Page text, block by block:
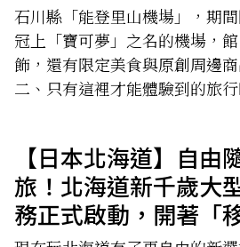
石川縣「能登里山機場」，期
冠上「寶可夢」之名的機場，
飾，還有限定美食與原創周邊
二、只有這裡才能體驗到的旅行
【日本北海道】自由
旅！北海道新千歲大
務正式啟動，開著「